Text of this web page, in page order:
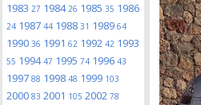
1983 27 198426 1985 35 1986
24 1987 44 1988 31 1989 64
1990 36 1991 62 1992 42 1993
55 199447 1995 74 1996 43
1997 88 1998 48 1999 103
2000 83 2001 105 2002 78